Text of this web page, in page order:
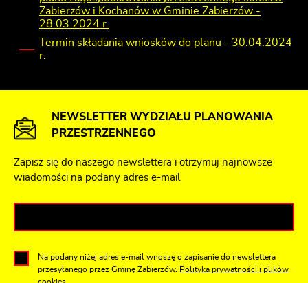
Zabierzów i Kochanów w Gminie Zabierzów -
28.03.2024 r.
Termin składania wniosków do planu - 30.04.2024
r.
NEWSLETTER WYDZIAŁU PLANOWANIA
PRZESTRZENNEGO
Zapisz się do naszego newslettera i otrzymuj najnowsze
wiadomości na podany adres e-mail
Na podany niżej adres e-mail wnoszę o zapisanie do newslettera
przesyłanego przez Gminę Zabierzów. Polityka prywatności i plików